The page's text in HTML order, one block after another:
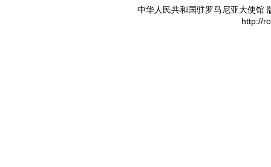
中华人民共和国驻罗马尼亚大使馆
http://